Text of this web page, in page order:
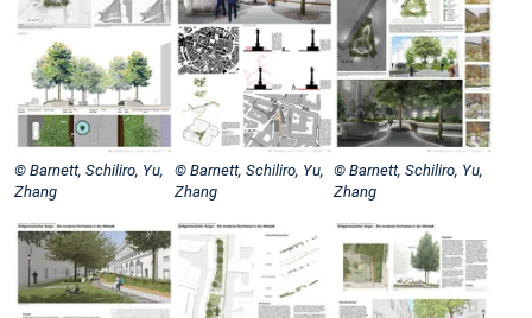
© Barnett, Schiliro, Yu,
Zhang
© Barnett, Schiliro, Yu,
Zhang
© Barnett, Schiliro, Yu,
Zhang